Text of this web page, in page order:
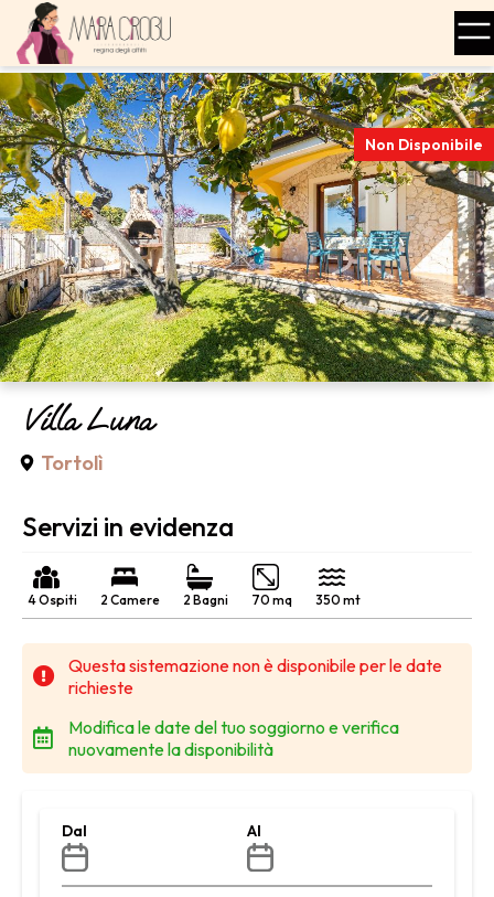
Non Disponibile
Villa Luna
Tortolì
Servizi in evidenza
4 Ospiti 2 Camere 2 Bagni 70 mq 350 mt
Questa sistemazione non è disponibile per le date
richieste
Modifica le date del tuo soggiorno e verifica
nuovamente la disponibilità
Dal Al